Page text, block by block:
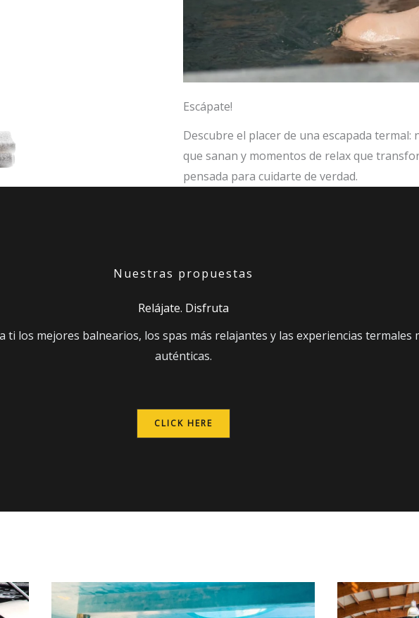
Escápate!
Descubre el placer de una escapada
que sanan y momentos de relax que
pensada para cuidarte de verdad.
Nuestras propuestas
Relájate. Disfruta
ti los mejores balnearios, los spas más relajantes y las experiencias termales
auténticas.
CLICK HERE